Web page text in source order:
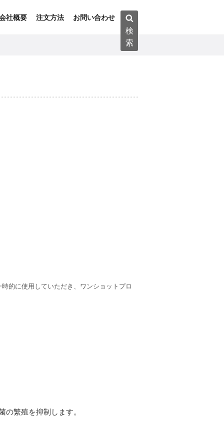
社概要 注文方法 お問い合わせ
検
索:
検
索
的に使用していただき、ワンショットプロ
繁殖を抑制します。